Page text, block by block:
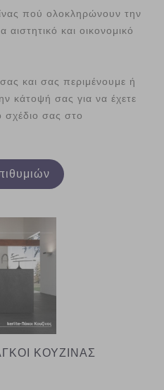
πού ολοκληρώνουν την
και οικονομικό
και σας περιμένουμε ή
κάτοψή σας για να έχετε
σχέδιο σας στο
ΚΟΥΖΙΝΑΣ